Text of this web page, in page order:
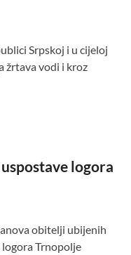
Srpskoj i u cijeloj
žrtava vodi i kroz
logora
obitelji ubijenih
Trnopolje